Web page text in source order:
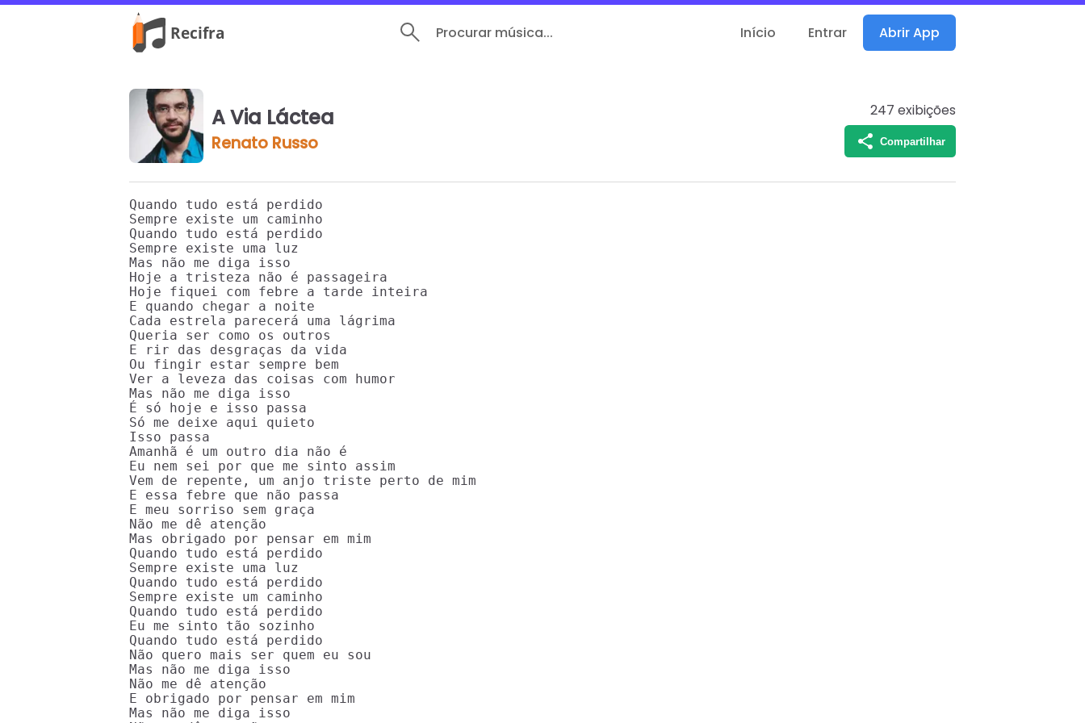
Procurar música... Início Entrar Abrir App
A Via Láctea
Renato Russo
247 exibições
Compartilhar
Quando tudo está perdido
Sempre existe um caminho
Quando tudo está perdido
Sempre existe uma luz
Mas não me diga isso
Hoje a tristeza não é passageira
Hoje fiquei com febre a tarde inteira
E quando chegar a noite
Cada estrela parecerá uma lágrima
Queria ser como os outros
E rir das desgraças da vida
Ou fingir estar sempre bem
Ver a leveza das coisas com humor
Mas não me diga isso
É só hoje e isso passa
Só me deixe aqui quieto
Isso passa
Amanhã é um outro dia não é
Eu nem sei por que me sinto assim
Vem de repente, um anjo triste perto de mim
E essa febre que não passa
E meu sorriso sem graça
Não me dê atenção
Mas obrigado por pensar em mim
Quando tudo está perdido
Sempre existe uma luz
Quando tudo está perdido
Sempre existe um caminho
Quando tudo está perdido
Eu me sinto tão sozinho
Quando tudo está perdido
Não quero mais ser quem eu sou
Mas não me diga isso
Não me dê atenção
E obrigado por pensar em mim
Mas não me diga isso